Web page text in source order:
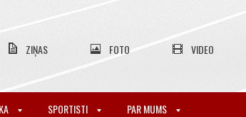
ZIŅAS FOTO VIDEO
SPORTISTI PAR MUMS